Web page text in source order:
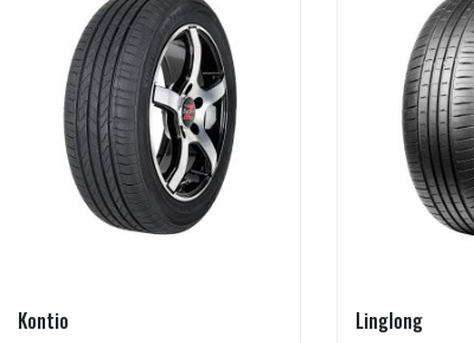
Kontio Linglong